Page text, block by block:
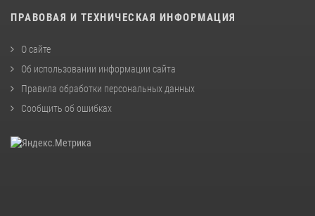
ПРАВОВАЯ И ТЕХНИЧЕСКАЯ ИНФОРМАЦИЯ
О сайте
Об использовании информации сайта
Правила обработки персональных данных
Сообщить об ошибках